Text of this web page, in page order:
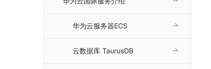
华为云服务器ECS
云数据库 TaurusDB